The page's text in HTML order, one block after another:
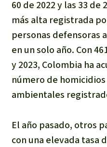
60 de 2022 y las 33
más alta registrada
personas defensoras
en un solo año. Con
y 2023, Colombia ha
número de
ambientales
El año pasado, otros
con una elevada tasa